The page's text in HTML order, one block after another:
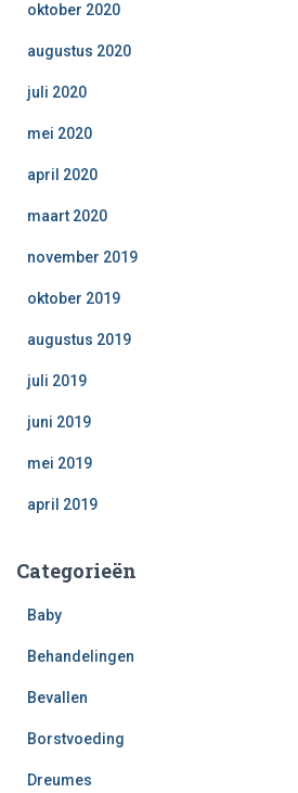
oktober 2020
augustus 2020
juli 2020
mei 2020
april 2020
maart 2020
november 2019
oktober 2019
augustus 2019
juli 2019
juni 2019
mei 2019
april 2019
Categorieën
Baby
Behandelingen
Bevallen
Borstvoeding
Dreumes